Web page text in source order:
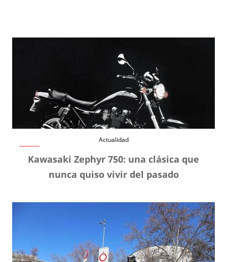
Actualidad
Kawasaki Zephyr 750: una clásica que
nunca quiso vivir del pasado